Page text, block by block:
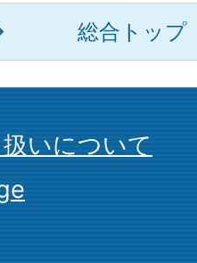
総合トップ
いについて